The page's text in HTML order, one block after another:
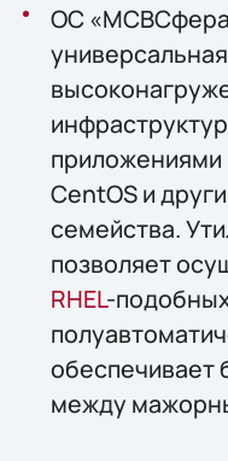
ОС
приложениями
CentOS и
семейства.
позволяет
RHEL-
между